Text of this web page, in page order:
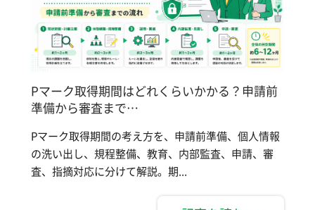
Pマーク取得期間はどれくらいかかる？申請前
準備から審査まで…
Pマーク取得期間の考え方を、申請前準備、個人情報
の洗い出し、規程整備、教育、内部監査、申請、審
査、指摘対応に分けて解説。期...